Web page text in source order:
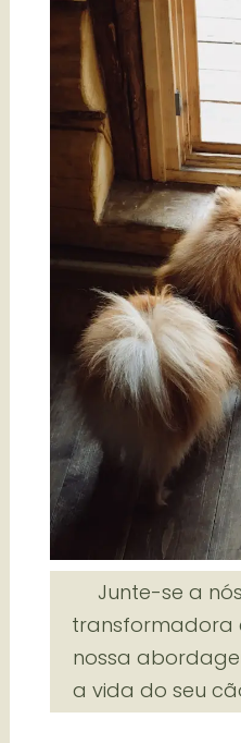
Junte-se a
transformadora
nossa
a vida do seu